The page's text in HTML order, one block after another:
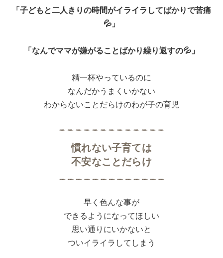
「子どもと二人きりの時間がイライラしてばかりで苦痛
💦」
「なんでママが嫌がることばかり繰り返すの💦」
精一杯やっているのに
なんだかうまくいかない
わからないことだらけのわが子の育児
慣れない子育ては
不安なことだらけ
早く色んな事が
できるようになってほしい
思い通りにいかないと
ついイライラしてしまう